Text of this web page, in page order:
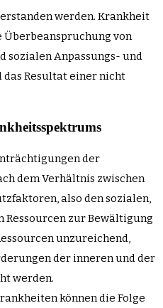
werden. Krankheit
Überbeanspruchung von
sozialen Anpassungs- und
Resultat einer nicht
der
dem Verhältnis zwischen
also den sozialen,
Ressourcen zur Bewältigung
unzureichend,
der inneren und der
werden.
können die Folge